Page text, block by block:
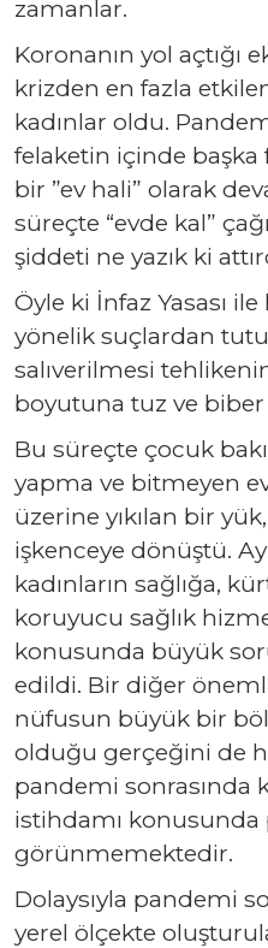
zamanlar.
Koronanın yol açtığı
krizden en fazla
kadınlar oldu.
felaketin içinde başka
bir ”ev hali” olarak
süreçte “evde kal”
şiddeti ne yazık ki
Öyle ki İnfaz Yasası
yönelik suçlardan
salıverilmesi
boyutuna tuz ve
Bu süreçte çocuk
yapma ve bitmeyen
üzerine yıkılan bir
işkenceye dönüştü.
kadınların sağlığa,
koruyucu sağlık
konusunda büyük
edildi. Bir diğer
nüfusun büyük bir
olduğu gerçeğini de
pandemi sonrasında
istihdamı
görünmemektedir.
Dolaysıyla pandemi
yerel ölçekte